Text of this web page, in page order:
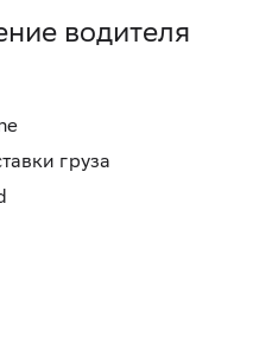
водителя